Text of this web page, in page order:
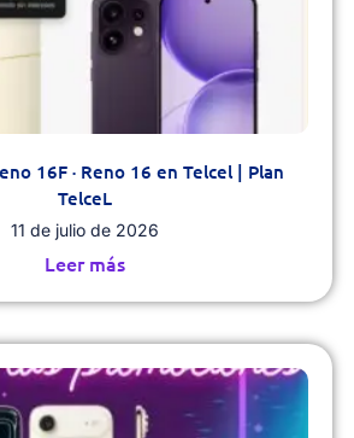
16F · Reno 16 en Telcel | Plan
TelceL
11 de julio de 2026
Leer más